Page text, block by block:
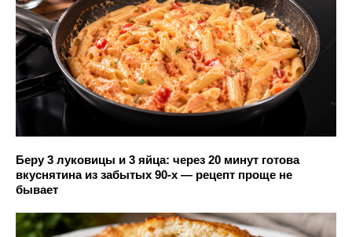
Беру 3 луковицы и 3 яйца: через 20 минут готова
вкуснятина из забытых 90-х — рецепт проще не
бывает